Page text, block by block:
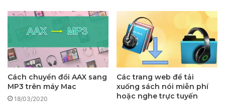
Cách chuyển đổi AAX sang
MP3 trên máy Mac
18/03/2020
Các trang web để tải
xuống sách nói miễn phí
hoặc nghe trực tuyến